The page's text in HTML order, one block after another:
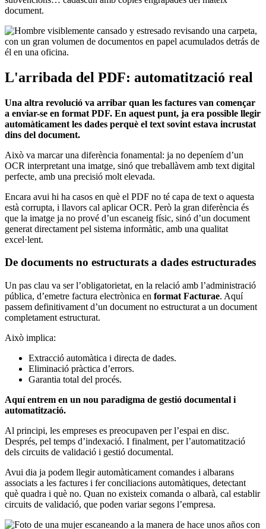
document.
L'arribada del PDF: automatització real
Una altra revolució va arribar quan les factures van començar
a enviar-se en format PDF. En aquest punt, ja era possible llegir
automàticament les dades perquè el text sovint estava incrustat
dins del document.
Això va marcar una diferència fonamental: ja no depeníem d’un
OCR interpretant una imatge, sinó que treballàvem amb text digital
perfecte, amb una precisió molt elevada.
Encara avui hi ha casos en què el PDF no té capa de text o aquesta
està corrupta, i llavors cal aplicar OCR. Però la gran diferència és
que la imatge ja no prové d’un escaneig físic, sinó d’un document
generat directament pel sistema informàtic, amb una qualitat
excel·lent.
De documents no estructurats a dades estructurades
Un pas clau va ser l’obligatorietat, en la relació amb l’administració
pública, d’emetre factura electrònica en format Facturae. Aquí
passem definitivament d’un document no estructurat a un document
completament estructurat.
Això implica:
Extracció automàtica i directa de dades.
Eliminació pràctica d’errors.
Garantia total del procés.
Aquí entrem en un nou paradigma de gestió documental i
automatització.
Al principi, les empreses es preocupaven per l’espai en disc.
Després, pel temps d’indexació. I finalment, per l’automatització
dels circuits de validació i gestió documental.
Avui dia ja podem llegir automàticament comandes i albarans
associats a les factures i fer conciliacions automàtiques, detectant
què quadra i què no. Quan no existeix comanda o albarà, cal establir
circuits de validació, que poden variar segons l’empresa.